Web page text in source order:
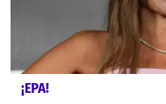
¡EPA!